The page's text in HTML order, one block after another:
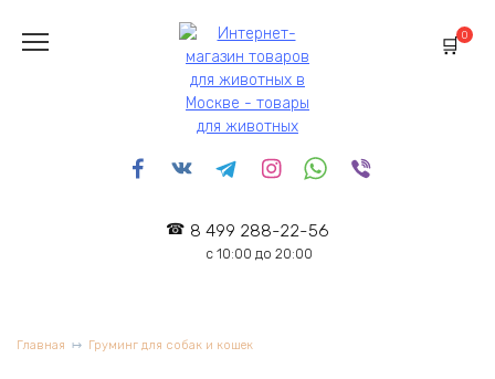
содержанию
8 499 288-22-56
с 10:00 до 20:00
0
Главная Груминг для собак и кошек